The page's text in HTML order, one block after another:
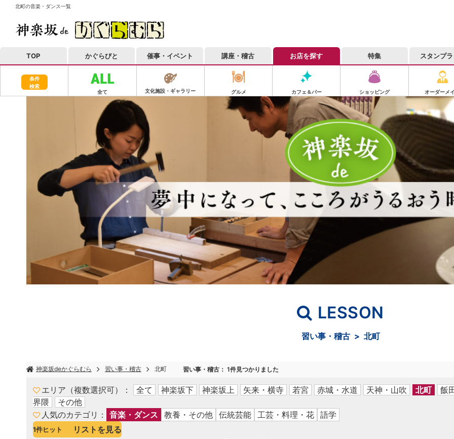
北町の音楽・ダンス一覧
TOP かぐらびと 催事・イベント 講座・稽古 お店を探す 特集 スタンプ
条件
検索
全て
文化施設・ギャラリー グルメ カフェ＆バー ショッピング オーダーメ
LESSON
習い事・稽古 > 北町
神楽坂deかぐらむら 習い事・稽古 北町 習い事・稽古 ： 1件見つかりました
エリア（複数選択可） 全て 神楽坂下 神楽坂上 矢来・横寺 若宮 赤城・水道 天神・山吹 北町
飯
界隈
その他
人気のカテゴリ
音楽・ダンス 教養・その他 伝統芸能 工芸・料理・花 語学
1件ヒット
リストを見る